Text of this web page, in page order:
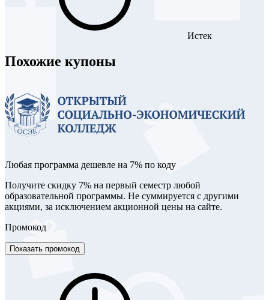
Истек
Похожие купоны
Любая программа дешевле на 7% по коду
Получите скидку 7% на первый семестр любой
образовательной программы. Не суммируется с другими
акциями, за исключением акционной цены на сайте.
Промокод
Показать промокод